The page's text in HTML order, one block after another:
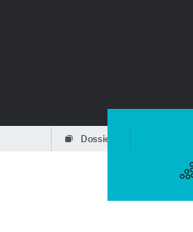
dossiers